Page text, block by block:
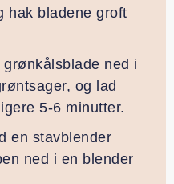
hak bladene groft
ned i
og lad
5-6 minutter.
en stavblender
ned i en blender